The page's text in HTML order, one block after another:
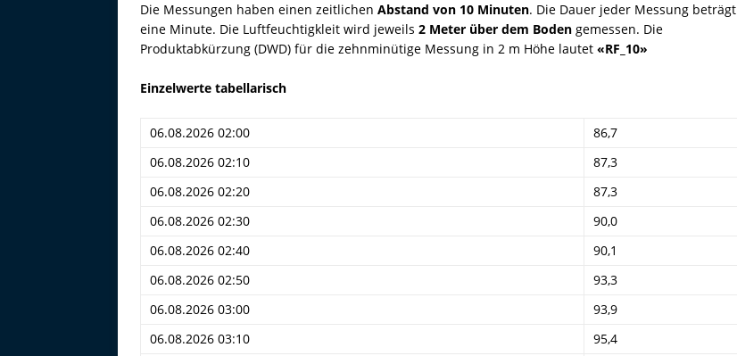
Die Messungen haben einen zeitlichen Abstand von 10 Minuten. Die Dauer jeder Messung beträgt
eine Minute. Die Luftfeuchtigkleit wird jeweils 2 Meter über dem Boden gemessen. Die
Produktabkürzung (DWD) für die zehnminütige Messung in 2 m Höhe lautet «RF_10»
Einzelwerte tabellarisch
06.08.2026 02:00
86,7
06.08.2026 02:10
87,3
06.08.2026 02:20
87,3
06.08.2026 02:30
90,0
06.08.2026 02:40
90,1
06.08.2026 02:50
93,3
06.08.2026 03:00
93,9
06.08.2026 03:10
95,4